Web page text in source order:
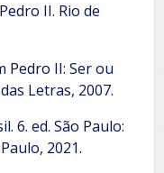
II. Rio de
Pedro II: Ser ou
Letras, 2007.
6. ed. São Paulo:
2021.